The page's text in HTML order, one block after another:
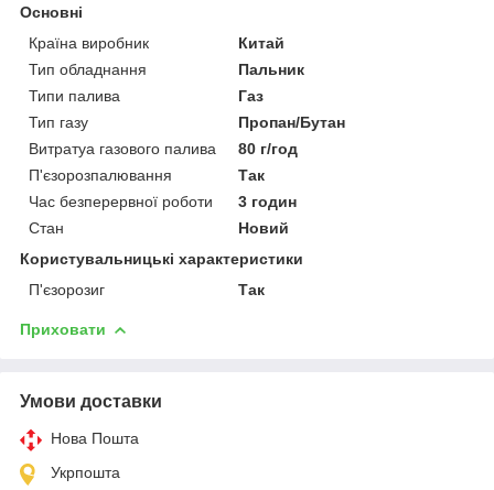
Основні
Країна виробник
Китай
Тип обладнання
Пальник
Типи палива
Газ
Тип газу
Пропан/Бутан
Витратуа газового палива
80 г/год
П'єзорозпалювання
Так
Час безперервної роботи
3 годин
Стан
Новий
Користувальницькі характеристики
П'єзорозиг
Так
Приховати
Умови доставки
Нова Пошта
Укрпошта